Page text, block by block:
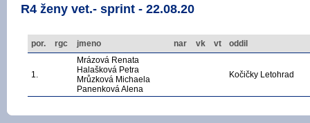
R4 ženy vet.- sprint - 22.08.20
por. rgc jmeno nar vk vt oddil
1.
Mrázová Renata
Halašková Petra
Mrůzková Michaela
Panenková Alena
Kočičky Letohrad